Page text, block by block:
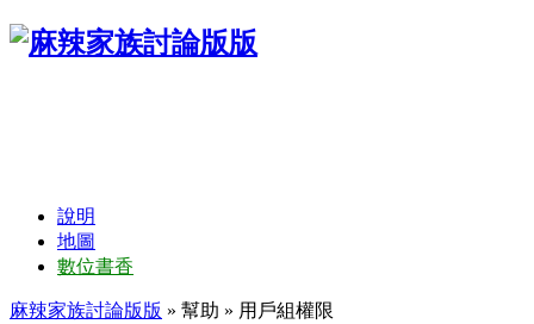
說明
地圖
數位書香
麻辣家族討論版版 » 幫助 » 用戶組權限